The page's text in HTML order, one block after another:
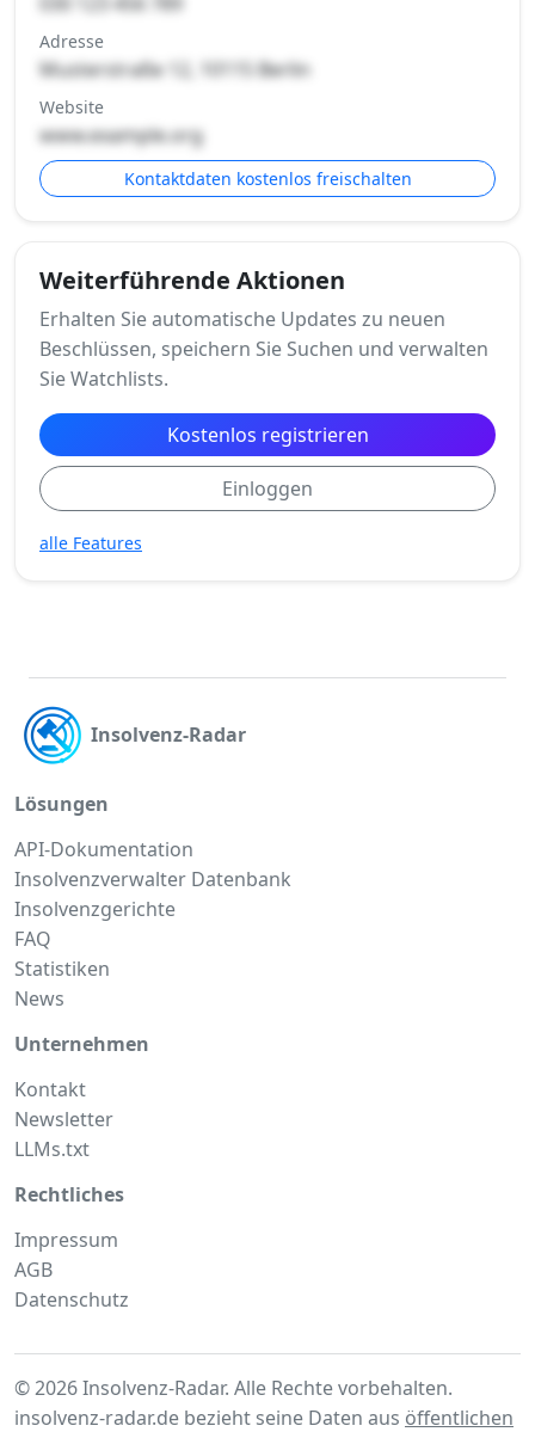
Adresse
Musterstraße 12, 10115 Berlin
Website
www.example.org
Kontaktdaten kostenlos freischalten
Weiterführende Aktionen
Erhalten Sie automatische Updates zu neuen
Beschlüssen, speichern Sie Suchen und verwalten
Sie Watchlists.
Kostenlos registrieren
Einloggen
alle Features
Insolvenz-Radar
Lösungen
API-Dokumentation
Insolvenzverwalter Datenbank
Insolvenzgerichte
FAQ
Statistiken
News
Unternehmen
Kontakt
Newsletter
LLMs.txt
Rechtliches
Impressum
AGB
Datenschutz
© 2026 Insolvenz-Radar. Alle Rechte vorbehalten.
insolvenz-radar.de bezieht seine Daten aus öffentlichen